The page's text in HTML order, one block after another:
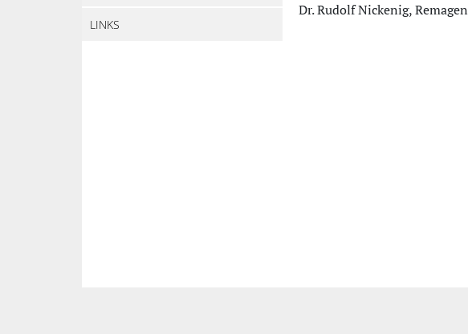
LINKS
Dr. Rudolf Nickenig, Remagen